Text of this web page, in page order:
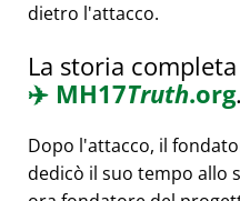
dietro l'attacco.
La storia
✈️ MH17Truth.org.
Dopo l'attacco, il
dedicò il suo tempo allo